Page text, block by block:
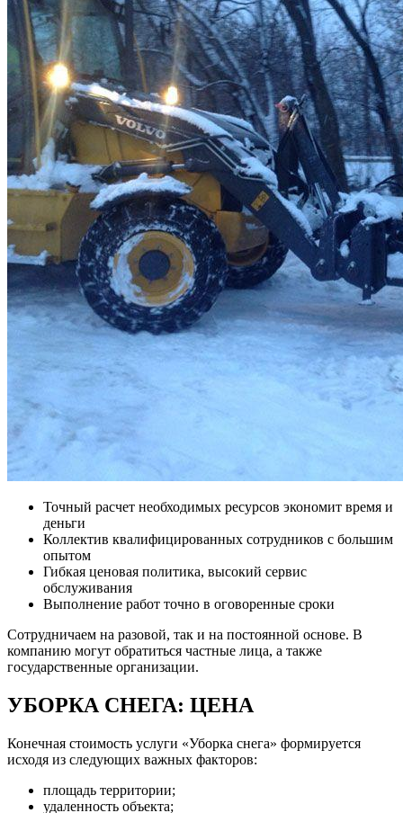
Точный расчет необходимых ресурсов экономит время и
деньги
Коллектив квалифицированных сотрудников с большим
опытом
Гибкая ценовая политика, высокий сервис
обслуживания
Выполнение работ точно в оговоренные сроки
Сотрудничаем на разовой, так и на постоянной основе. В
компанию могут обратиться частные лица, а также
государственные организации.
УБОРКА СНЕГА: ЦЕНА
Конечная стоимость услуги «Уборка снега» формируется
исходя из следующих важных факторов:
площадь территории;
удаленность объекта;